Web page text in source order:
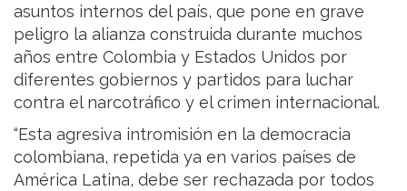
asuntos internos del país, que pone en grave
peligro la alianza construida durante muchos
años entre Colombia y Estados Unidos por
diferentes gobiernos y partidos para luchar
contra el narcotráfico y el crimen internacional.
“Esta agresiva intromisión en la democracia
colombiana, repetida ya en varios países de
América Latina, debe ser rechazada por todos